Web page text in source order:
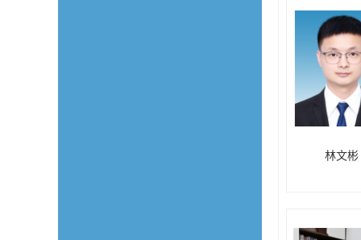
林文彬